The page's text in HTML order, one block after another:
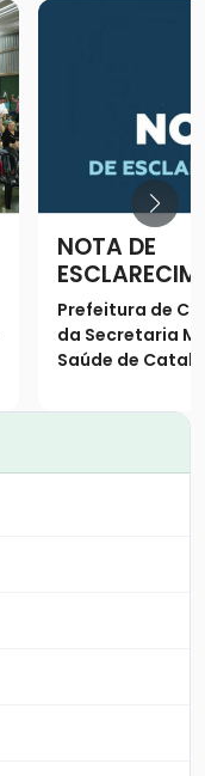
NOTA DE
Prefeitura de
da Secretaria
Saúde de
população